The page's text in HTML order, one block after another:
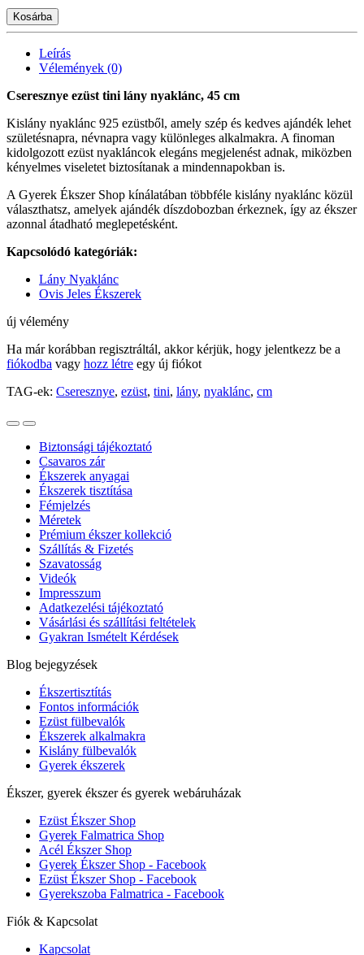
Kosárba
Leírás
Vélemények (0)
Cseresznye ezüst tini lány nyaklánc, 45 cm
Kislány nyaklánc 925 ezüstből, amely szép és kedves ajándék lehet
születésnapra, névnapra vagy különleges alkalmakra. A finoman
kidolgozott ezüst nyakláncok elegáns megjelenést adnak, miközben
kényelmes viseletet biztosítanak a mindennapokban is.
A Gyerek Ékszer Shop kínálatában többféle kislány nyaklánc közül
választhatsz, amelyek ajándék díszdobozban érkeznek, így az ékszer
azonnal átadható meglepetésként.
Kapcsolódó kategóriák:
Lány Nyaklánc
Ovis Jeles Ékszerek
új vélemény
Ha már korábban regisztráltál, akkor kérjük, hogy jelentkezz be a
fiókodba vagy hozz létre egy új fiókot
TAG-ek: Cseresznye, ezüst, tini, lány, nyaklánc, cm
Biztonsági tájékoztató
Csavaros zár
Ékszerek anyagai
Ékszerek tisztítása
Fémjelzés
Méretek
Prémium ékszer kollekció
Szállítás & Fizetés
Szavatosság
Videók
Impresszum
Adatkezelési tájékoztató
Vásárlási és szállítási feltételek
Gyakran Ismételt Kérdések
Blog bejegyzések
Ékszertisztítás
Fontos információk
Ezüst fülbevalók
Ékszerek alkalmakra
Kislány fülbevalók
Gyerek ékszerek
Ékszer, gyerek ékszer és gyerek webáruházak
Ezüst Ékszer Shop
Gyerek Falmatrica Shop
Acél Ékszer Shop
Gyerek Ékszer Shop - Facebook
Ezüst Ékszer Shop - Facebook
Gyerekszoba Falmatrica - Facebook
Fiók & Kapcsolat
Kapcsolat